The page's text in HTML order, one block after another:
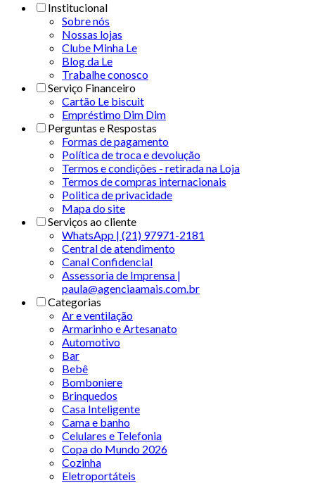
Institucional
Sobre nós
Nossas lojas
Clube Minha Le
Blog da Le
Trabalhe conosco
Serviço Financeiro
Cartão Le biscuit
Empréstimo Dim Dim
Perguntas e Respostas
Formas de pagamento
Política de troca e devolução
Termos e condições - retirada na Loja
Termos de compras internacionais
Politica de privacidade
Mapa do site
Serviços ao cliente
WhatsApp | (21) 97971-2181
Central de atendimento
Canal Confidencial
Assessoria de Imprensa |
paula@agenciaamais.com.br
Categorias
Ar e ventilação
Armarinho e Artesanato
Automotivo
Bar
Bebê
Bomboniere
Brinquedos
Casa Inteligente
Cama e banho
Celulares e Telefonia
Copa do Mundo 2026
Cozinha
Eletroportáteis